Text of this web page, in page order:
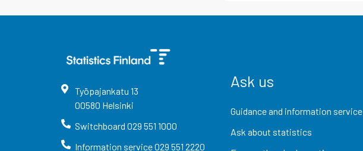
Työpajankatu 13
00580 Helsinki
Switchboard 029 551 1000
Information service029 551 2220
Ask us
Guidance and information service
Ask about statistics